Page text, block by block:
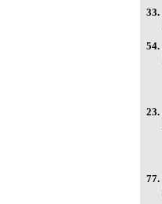
33.
54.
23.
77.